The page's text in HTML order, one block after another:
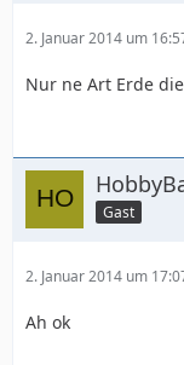
2. Januar 2014 um
Nur ne Art Erde
Gast
2. Januar 2014 um
Ah ok